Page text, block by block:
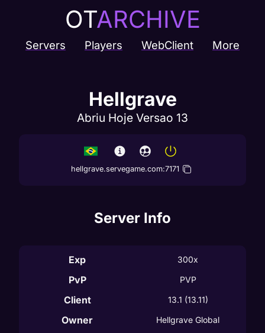
OTARCHIVE
Servers Players WebClient More
Hellgrave
Abriu Hoje Versao 13
hellgrave.servegame.com:7171
Server Info
Exp 300x
PvP PVP
Client 13.1 (13.11)
Owner Hellgrave Global